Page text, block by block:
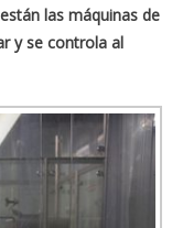
án las máquinas de
y secontrola al